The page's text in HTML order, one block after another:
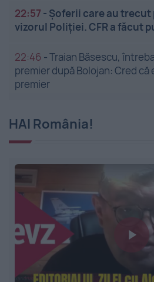
22:57 - Șoferii care au
vizorul Poliției. CFR a făcut
22:46 -Traian Băsescu,
premier după Bolojan: Cred că
premier
HAI România!